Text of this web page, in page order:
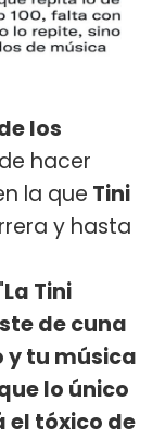
los
hacer
la que Tini
y hasta
La Tini
de cuna
y tu música
lo único
el tóxico de